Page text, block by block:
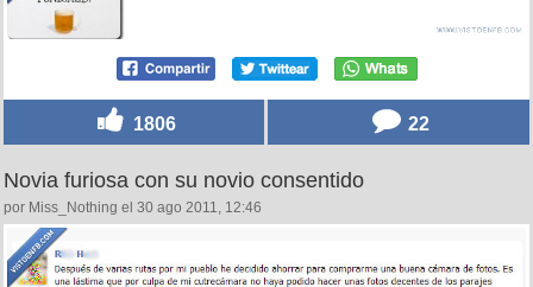
1806 22
Novia furiosa con su novio consentido
por Miss_Nothing el 30 ago 2011, 12:46